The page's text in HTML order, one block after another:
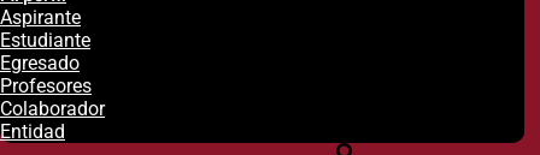
Aspirante
Estudiante
Egresado
Profesores
Colaborador
Entidad